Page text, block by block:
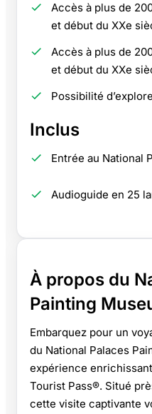
Accès à plus de
et début du XXe
Accès à plus de
et début du XXe
Possibilité
Inclus
Entrée au National
Audioguide en 25
À propos du
Painting
Embarquez pour un
du National Palaces
expérience
Tourist Pass®. Situé
cette visite captivante